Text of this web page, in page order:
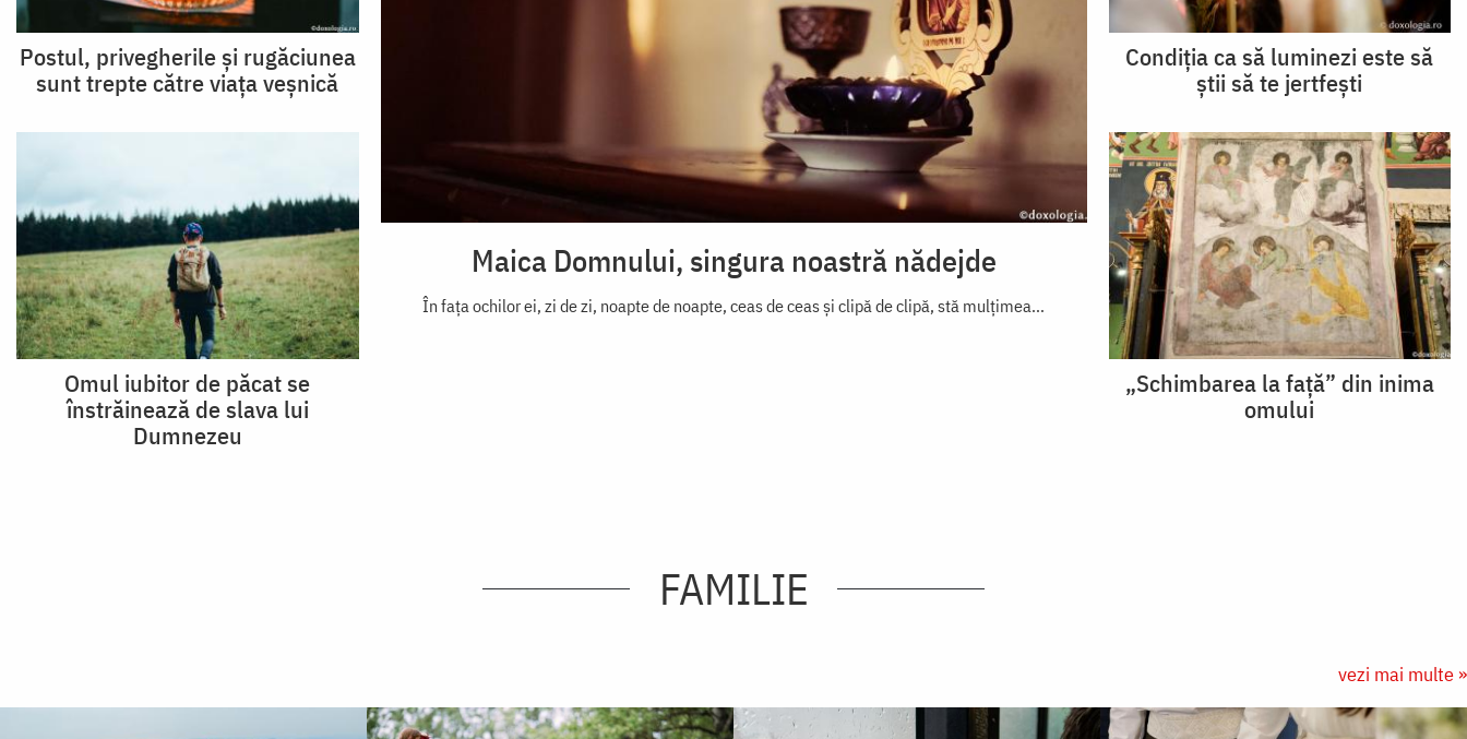
Maica Domnului, singura noastră nădejde
În fața ochilor ei, zi de zi, noapte de noapte, ceas de ceas și clipă de clipă, stă mulțimea...
Postul, privegherile și rugăciunea
sunt trepte către viața veșnică
Omul iubitor de păcat se
înstrăinează de slava lui
Dumnezeu
Condiția ca să luminezi este să
știi să te jertfești
„Schimbarea la față” din inima
omului
FAMILIE
vezi mai multe »